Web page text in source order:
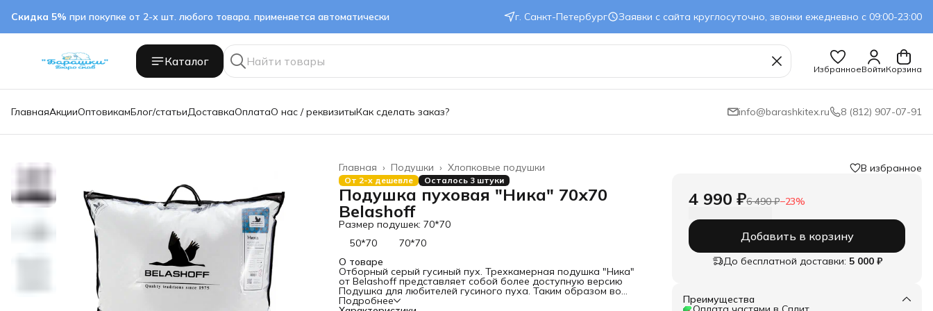
Скидка 5% при покупке от 2-х шт. любого товара. применяется автоматически г. Санкт-Петербург Заявки с сайта круглосуточно, звонки ежедневно с 09:00-23:00
Каталог
ИзбранноеВойтиКорзина
ГлавнаяАкцииОптовикамБлог/статьиДоставкаОплатаО нас / реквизитыКак сделать заказ? info@barashkitex.ru 8 (812) 907-07-91
Хлопковые подушки
Подушки ›
Главная ›
От 2-х дешевле Осталось 3 штуки
Подушка пуховая "Ника" 70х70
Belashoff
Размер подушек: 70*70
50*70
70*70
О товаре
Отборный серый гусиный пух. Трехкамерная подушка "Ника"
от Belashoff представляет собой более доступную версию
Подушка для любителей гусиного пуха. Таким образом во
внутреннюю камеру Подушка зашивают пухо-перовую смесь,
Подробнее
В избранное
4 990 ₽6 490 ₽−23%
Добавить в корзину
До бесплатной доставки: 5 000 ₽
Преимущества